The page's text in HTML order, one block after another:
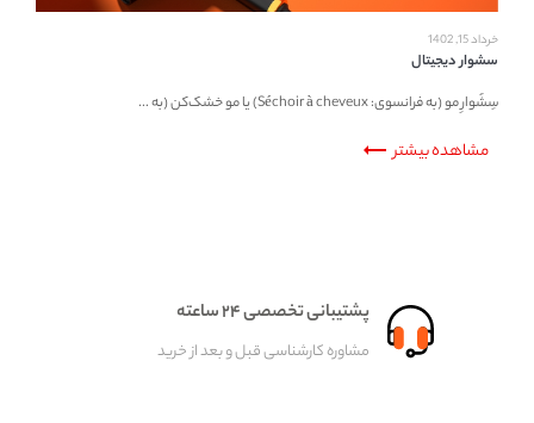
خرداد 15, 1402
سشوار دیجیتال
سِشُوارِ مو (به فرانسوی: Séchoir à cheveux) یا مو خشک‌کن (به ...
مشاهده بیشترtrending_flat
پشتیبانی تخصصی ۲۴ ساعته
مشاوره کارشناسی قبل و بعد از خرید